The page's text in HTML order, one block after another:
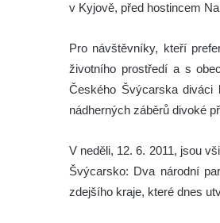
v Kyjově, před hostincem
Pro návštěvníky, kteří
životního prostředí a s
Českého Švýcarska diváci
nádherných záběrů divoké
V neděli, 12. 6. 2011, jsou
Švýcarsko: Dva národní
zdejšího kraje, které dnes